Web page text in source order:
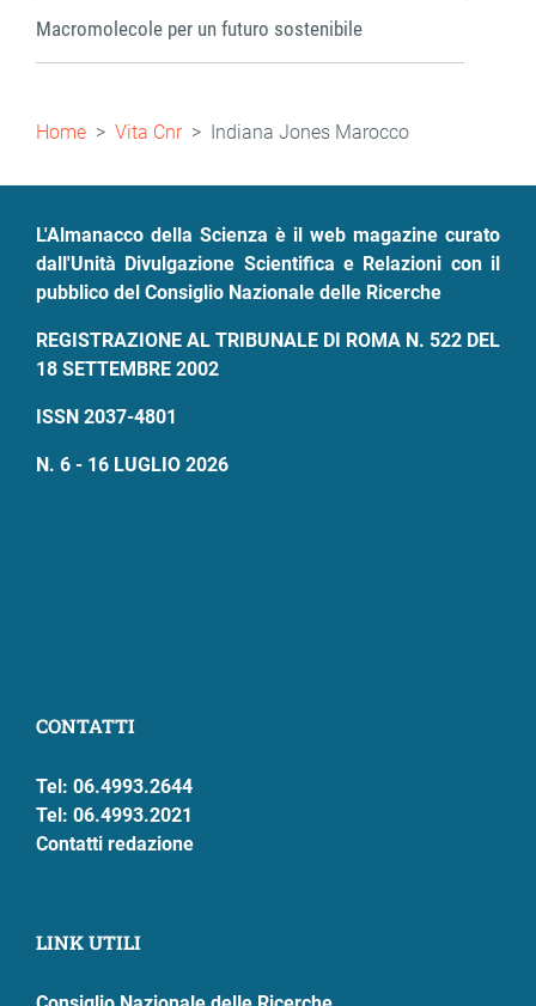
Macromolecole per un futuro sostenibile
Briciole
Home Vita Cnr Indiana Jones Marocco
L'Almanacco della Scienza è il web magazine curato
dall'Unità Divulgazione Scientifica e Relazioni con il
pubblico del Consiglio Nazionale delle Ricerche
REGISTRAZIONE AL TRIBUNALE DI ROMA N. 522 DEL
18 SETTEMBRE 2002
ISSN 2037-4801
N. 6 - 16 LUGLIO 2026
CONTATTI
Tel: 06.4993.2644
Tel: 06.4993.2021
Contatti redazione
LINK UTILI